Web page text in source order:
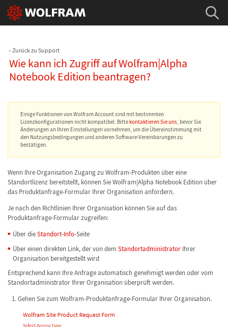
Zurück zu Support
Wie kann ich Zugriff auf Wolfram|Alpha
Notebook Edition beantragen?
Einige Funktionen von Wolfram Account sind mit bestimmten
Lizenzkonfigurationen nicht kompatibel. Bitte kontaktieren Sie uns, bevor Sie
Änderungen an Ihren Einstellungen vornehmen, um die Übereinstimmung mit
den Nutzungsbedingungen und anderen Software-Vereinbarungen zu
bestätigen.
Wenn Ihre Organisation Zugang zu Wolfram-Produkten über eine
Standortlizenz bereitstellt, können Sie Wolfram|Alpha Notebook Edition über
das Produktanfrage-Formular Ihrer Organisation anfordern.
Je nach den Richtlinien Ihrer Organisation können Sie auf das
Produktanfrage-Formular zugreifen:
Über dieStandort-Info-Seite
Über einen direkten Link, der von dem StandortadministratorIhrer
Organisation bereitgestellt wird
Entsprechend kann Ihre Anfrage automatisch genehmigt werden oder vom
Standortadministrator Ihrer Organisation überprüft werden.
Gehen Sie zum Wolfram-Produktanfrage-Formular Ihrer Organisation.